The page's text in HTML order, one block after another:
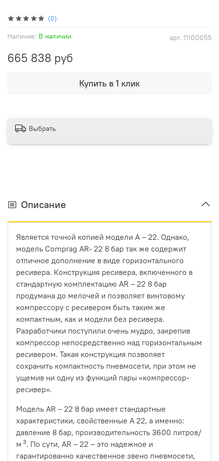
(0)
арт. 11100055
Наличие: В наличии
665 838 руб
Купить в 1 клик
Выбрать
Описание
Является точной копией модели A – 22. Однако,
модель Comprag AR- 22 8 бар так же содержит
отличное дополнение в виде горизонтального
ресивера. Конструкция ресивера, включенного в
стандартную комплектацию AR – 22 8 бар
продумана до мелочей и позволяет винтовому
компрессору с ресивером быть таким же
компактным, как и модели без ресивера.
Разработчики поступили очень мудро, закрепив
компрессор непосредственно над горизонтальным
ресивером. Такая конструкция позволяет
сохранить компактность пневмосети, при этом не
ущемив ни одну из функций пары «компрессор-
ресивер».
Модель AR – 22 8 бар имеет стандартные
характеристики, свойственные A 22, а именно:
давление 8 бар, производительность 3600 литров/
м 3. По сути, AR – 22 – это надежное и
гарантированно качественное звено пневмосети,